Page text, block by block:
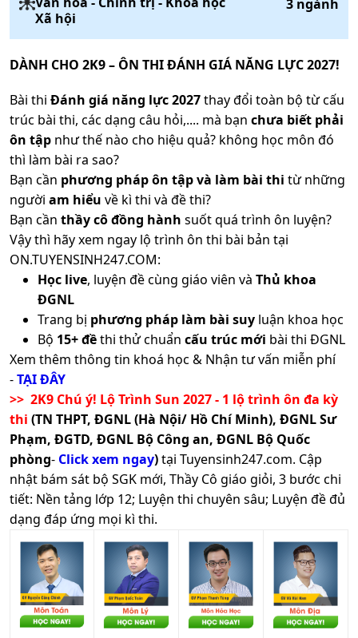
Xã hội
3 ngành
DÀNH CHO 2K9 – ÔN THI ĐÁNH GIÁ NĂNG LỰC 2027!
Bài thi Đánh giá năng lực 2027thay đổi toàn bộ từ cấu
trúc bài thi, các dạng câu hỏi,.... mà bạn chưa biết phải
ôn tập như thế nào cho hiệu quả? không học môn đó
thì làm bài ra sao?
Bạn cần phương pháp ôn tập và làm bài thi từ những
người am hiểu về kì thi và đề thi?
Bạn cần thầy cô đồng hành suốt quá trình ôn luyện?
Vậy thì hãy xem ngay lộ trình ôn thi bài bản tại
ON.TUYENSINH247.COM:
Học live, luyện đề cùng giáo viên và Thủ khoa
ĐGNL
Trang bị phương pháp làm bài suy luận khoa học
Bộ 15+ đềthi thử chuẩn cấu trúc mới bài thi ĐGNL
Xem thêm thông tin khoá học & Nhận tư vấn miễn phí
-TẠI ĐÂY
>> 2K9 Chú ý! Lộ Trình Sun 2027 - 1 lộ trình ôn đa kỳ
thi (TN THPT, ĐGNL (Hà Nội/ Hồ Chí Minh), ĐGNL Sư
Phạm, ĐGTD, ĐGNL Bộ Công an, ĐGNL Bộ Quốc
phòng- Click xem ngay)tại Tuyensinh247.com. Cập
nhật bám sát bộ SGK mới, Thầy Cô giáo giỏi, 3 bước chi
tiết: Nền tảng lớp 12; Luyện thi chuyên sâu; Luyện đề đủ
dạng đáp ứng mọi kì thi.